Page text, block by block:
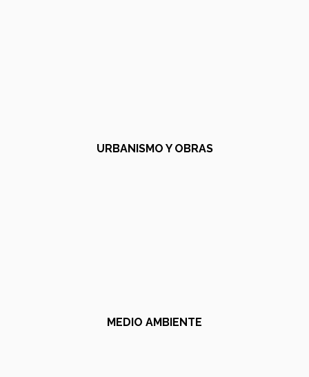
URBANISMO Y OBRAS
MEDIO AMBIENTE